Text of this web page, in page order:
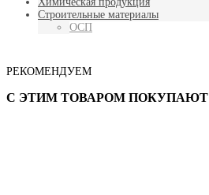
Строительные материалы
ОСП
РЕКОМЕНДУЕМ
С ЭТИМ ТОВАРОМ ПОКУПАЮТ